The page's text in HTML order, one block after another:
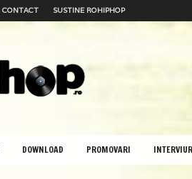
CONTACT SUSTINE ROHIPHOP
DOWNLOAD PROMOVARI